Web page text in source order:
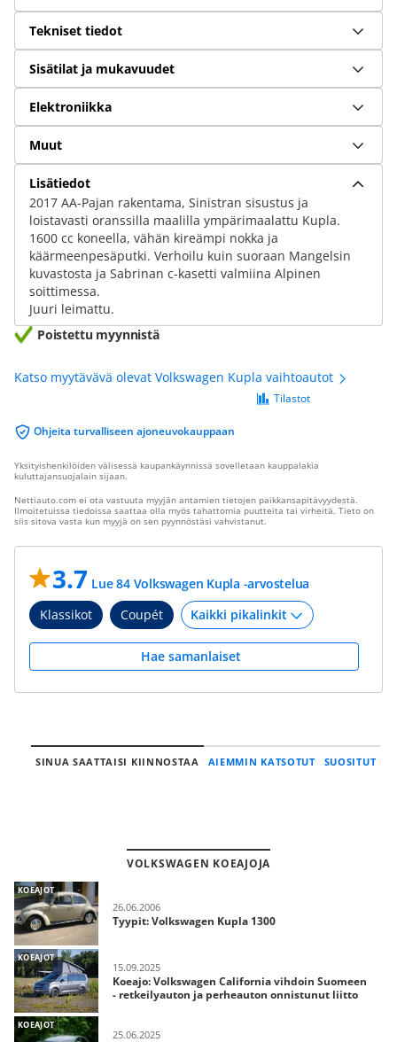
Tekniset tiedot
Sisätilat ja mukavuudet
Elektroniikka
Muut
Lisätiedot
2017 AA-Pajan rakentama, Sinistran sisustus ja
loistavasti oranssilla maalilla ympärimaalattu Kupla.
1600 cc koneella, vähän kireämpi nokka ja
käärmeenpesäputki. Verhoilu kuin suoraan Mangelsin
kuvastosta ja Sabrinan c-kasetti valmiina Alpinen
soittimessa.
Juuri leimattu.
Poistettu myynnistä
Katso myytävävä olevat Volkswagen Kupla vaihtoautot
Ohjeita turvalliseen ajoneuvokauppaan
Tilastot
Yksityishenkilöiden välisessä kaupankäynnissä sovelletaan kauppalakia
kuluttajansuojalain sijaan.
Nettiauto.com ei ota vastuuta myyjän antamien tietojen paikkansapitävyydestä.
Ilmoitetuissa tiedoissa saattaa olla myös tahattomia puutteita tai virheitä. Tieto on
siis sitova vasta kun myyjä on sen pyynnöstäsi vahvistanut.
3.7 Lue 84 Volkswagen Kupla -arvostelua
Klassikot
Coupét
Hae samanlaiset
SINUA SAATTAISI KIINNOSTAA AIEMMIN KATSOTUT SUOSITUT
VOLKSWAGEN KOEAJOJA
KOEAJOT
26.06.2006
Tyypit: Volkswagen Kupla 1300
KOEAJOT
15.09.2025
Koeajo: Volkswagen California vihdoin Suomeen
- retkeilyauton ja perheauton onnistunut liitto
KOEAJOT
25.06.2025